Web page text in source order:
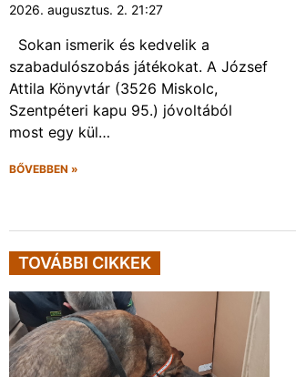
2026. augusztus. 2. 21:27
Sokan ismerik és kedvelik a
szabadulószobás játékokat. A József
Attila Könyvtár (3526 Miskolc,
Szentpéteri kapu 95.) jóvoltából
most egy kül…
BŐVEBBEN »
TOVÁBBI CIKKEK